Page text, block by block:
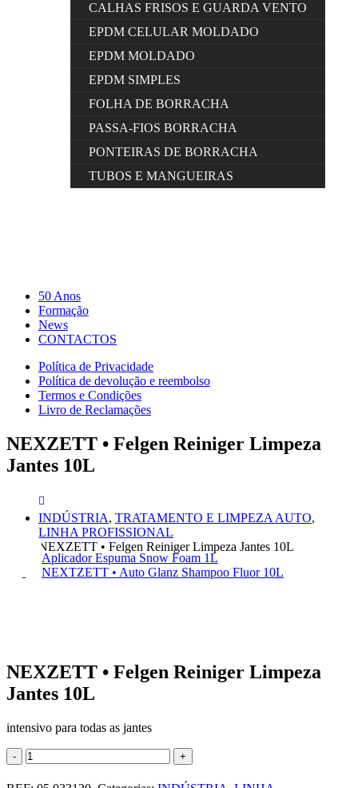
CALHAS FRISOS E GUARDA VENTO
EPDM CELULAR MOLDADO
EPDM MOLDADO
EPDM SIMPLES
FOLHA DE BORRACHA
PASSA-FIOS BORRACHA
PONTEIRAS DE BORRACHA
TUBOS E MANGUEIRAS
50 Anos
Formação
News
CONTACTOS
Política de Privacidade
Política de devolução e reembolso
Termos e Condições
Livro de Reclamações
NEXZETT • Felgen Reiniger Limpeza
Jantes 10L
INDÚSTRIA, TRATAMENTO E LIMPEZA AUTO,
LINHA PROFISSIONAL
NEXZETT • Felgen Reiniger Limpeza Jantes 10L
Aplicador Espuma Snow Foam 1L
NEXTZETT • Auto Glanz Shampoo Fluor 10L
NEXZETT • Felgen Reiniger Limpeza
Jantes 10L
intensivo para todas as jantes
- +